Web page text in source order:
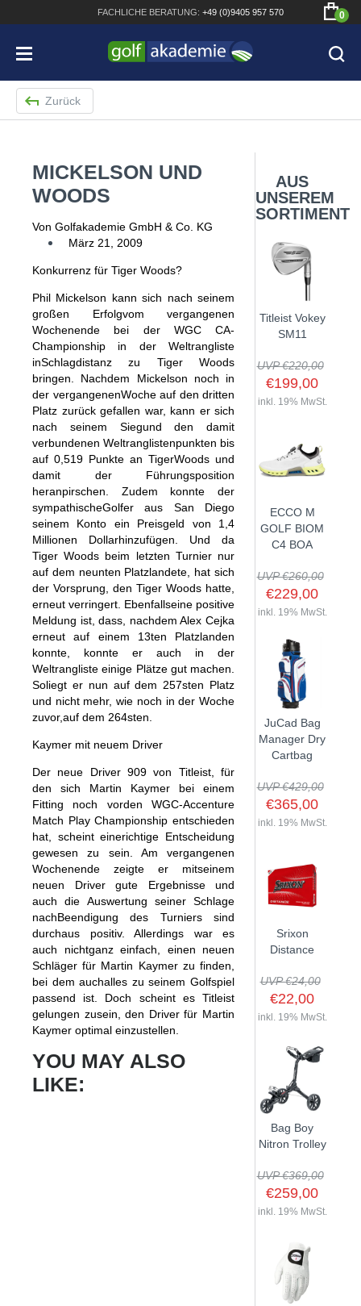
FACHLICHE BERATUNG: +49 (0)9405 957 570 0
Bridgestone JGR Driver 2018
Cobra King F8+ Driver
Titleist Pro V1x mit gratis Schriftaufdruck
Bennington Waterproof QO14 Sport Cartbag
SHOP
GOLFSCHLÄGER
DRIVER
FAIRWAYHÖLZER
EISENSÄTZE
WEDGES
HYBRIDS
DRIVING EISEN
PUTTER
KINDER GOLFSCHLÄGER
KOMPLETTSETS
HEADS
SHAFTS
DEMOSCHLÄGER
BAGS
CARTBAGS
STANDBAGS
TRAVELBAGS
SONSTIGE BAGS
TROLLIES
PUSH- & PULLTROLLIES
ELEKTROTROLLIES
TROLLEY ZUBEHÖR
BÄLLE
GOLFBÄLLE
LOGOBÄLLE
SCHUHE
HERREN GOLFSCHUHE
DAMEN GOLFSCHUHE
KINDER GOLFSCHUHE
BEKLEIDUNG
HERREN
DAMEN
CAPS
GÜRTEL & SOCKEN
HANDSCHUHE
HERREN GOLFHANDSCHUHE
DAMEN GOLFHANDSCHUHE
KINDER GOLFHANDSCHUHE
ZUBEHÖR
ENTFERNUNGSMESSER
REGENSCHIRME
HANDTÜCHER
ACCESSOIRES
MONTAGE
KOMPONENTEN
GRIFFE
GUTSCHEINE
GUTSCHEINE
TROLLIES
BÄLLE
SCHUHE
BEKLEIDUNG
HANDSCHUHE
ZUBEHÖR
EVENTS
GOLFKURSE
EVENTS
ANFRAGE
Zurück
MICKELSON UND
WOODS
Von Golfakademie GmbH & Co. KG
März 21, 2009
Konkurrenz für Tiger Woods?
Phil Mickelson kann sich nach seinem
großen Erfolgvom vergangenen
Wochenende bei der WGC CA-
Championship in der Weltrangliste
inSchlagdistanz zu Tiger Woods
bringen. Nachdem Mickelson noch in
der vergangenenWoche auf den dritten
Platz zurück gefallen war, kann er sich
nach seinem Siegund den damit
verbundenen Weltranglistenpunkten bis
auf 0,519 Punkte an TigerWoods und
damit der Führungsposition
heranpirschen. Zudem konnte der
sympathischeGolfer aus San Diego
seinem Konto ein Preisgeld von 1,4
Millionen Dollarhinzufügen. Und da
Tiger Woods beim letzten Turnier nur
auf dem neunten Platzlandete, hat sich
der Vorsprung, den Tiger Woods hatte,
erneut verringert. Ebenfallseine positive
Meldung ist, dass, nachdem Alex Cejka
erneut auf einem 13ten Platzlanden
konnte, konnte er auch in der
Weltrangliste einige Plätze gut machen.
Soliegt er nun auf dem 257sten Platz
und nicht mehr, wie noch in der Woche
zuvor,auf dem 264sten.
Kaymer mit neuem Driver
Der neue Driver 909 von Titleist, für
den sich Martin Kaymer bei einem
Fitting noch vorden WGC-Accenture
Match Play Championship entschieden
hat, scheint einerichtige Entscheidung
gewesen zu sein. Am vergangenen
Wochenende zeigte er mitseinem
neuen Driver gute Ergebnisse und
auch die Auswertung seiner Schlage
nachBeendigung des Turniers sind
durchaus positiv. Allerdings war es
auch nichtganz einfach, einen neuen
Schläger für Martin Kaymer zu finden,
bei dem auchalles zu seinem Golfspiel
passend ist. Doch scheint es Titleist
gelungen zusein, den Driver für Martin
Kaymer optimal einzustellen.
YOU MAY ALSO
LIKE:
AUS
UNSEREM
SORTIMENT
Titleist Vokey
SM11
UVP €220,00
€199,00
inkl. 19% MwSt.
ECCO M
GOLF BIOM
C4 BOA
UVP €260,00
€229,00
inkl. 19% MwSt.
JuCad Bag
Manager Dry
Cartbag
UVP €429,00
€365,00
inkl. 19% MwSt.
Srixon
Distance
UVP €24,00
€22,00
inkl. 19% MwSt.
Bag Boy
Nitron Trolley
UVP €369,00
€259,00
inkl. 19% MwSt.